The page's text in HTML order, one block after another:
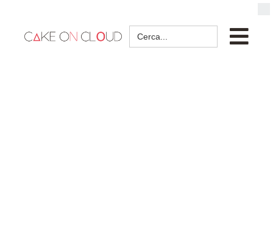
Search
for: